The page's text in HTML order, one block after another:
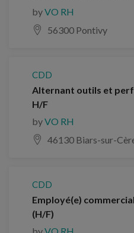
byVO RH
56300 Pontivy
CDD
Alternant outils et
H/F
byVO RH
46130 Biars-sur-
CDD
Employé(e)
(H/F)